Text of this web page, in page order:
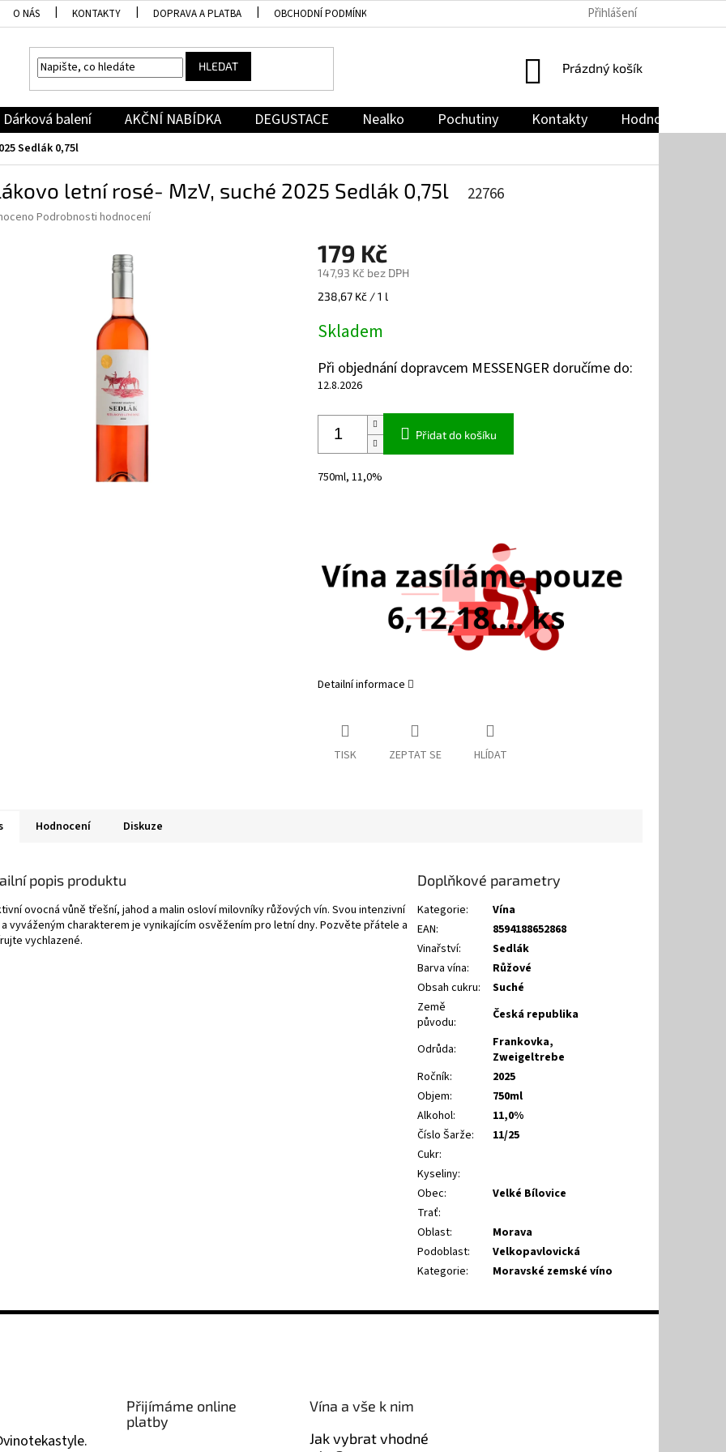
O NÁS KONTAKTY DOPRAVA A PLATBA OBCHODNÍ PODMÍNKY JAK NAKUPOVAT
Přihlášení
HLEDAT
NÁKUPNÍ
Prázdný košík
Dárková balení AKČNÍ NABÍDKA DEGUSTACE Nealko Pochutiny Kontakty Hodnocení
Sedlák 0,75l
letní rosé- MzV, suché 2025 Sedlák 0,75l 22766
Podrobnosti hodnocení
179 Kč
147,93 Kč bez DPH
Měrná
238,67 Kč / 1 l
Skladem
Při objednání dopravcem MESSENGER doručíme do:
12.8.2026
Přidat do košíku
750ml, 11,0%
Detailní informace
TISK ZEPTAT SE HLÍDAT
Hodnocení Diskuze
popis produktu
ovocná vůně třešní, jahod a malin osloví milovníky růžových vín. Svou intenzivní
vyváženým charakterem je vynikajícím osvěžením pro letní dny. Pozvěte přátele a
vychlazené.
Doplňkové parametry
Kategorie:
Vína
EAN:
8594188652868
Vinařství:
Sedlák
Barva vína:
Růžové
Obsah cukru:
Suché
Země
původu: Česká republika
Odrůda: Frankovka,
Zweigeltrebe
Ročník:
2025
Objem:
750ml
Alkohol:
11,0%
Číslo Šarže:
11/25
Cukr:
Kyseliny:
Obec:
Velké Bílovice
Trať:
Oblast:
Morava
Podoblast:
Velkopavlovická
Kategorie: Moravské zemské víno
vinotekastyle.
Přijímáme online
platby
Vína a vše k nim
Jak vybrat vhodné